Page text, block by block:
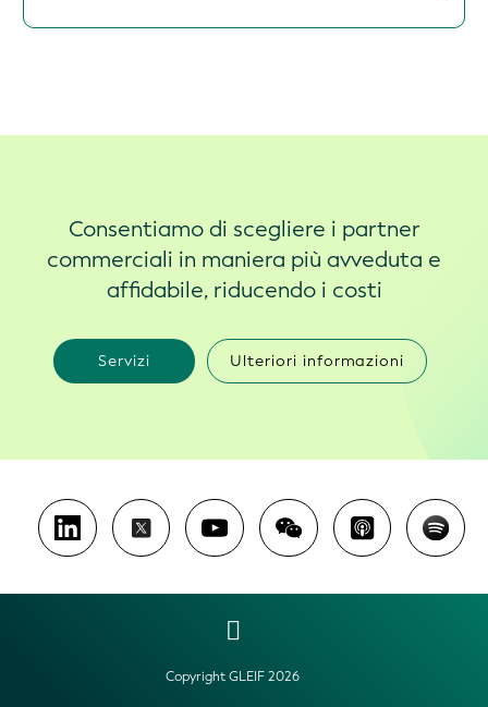
Consentiamo di scegliere i partner
commerciali in maniera più avveduta e
affidabile, riducendo i costi
Servizi Ulteriori informazioni
Copyright GLEIF 2026